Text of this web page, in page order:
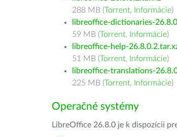
288 MB (Torrent, Informácie)
libreoffice-dictionaries-
59 MB (Torrent, Informácie)
libreoffice-help-
51 MB (Torrent, Informácie)
libreoffice-translations-
225 MB (Torrent, Informácie)
Operačné systémy
LibreOffice 26.8.0 je k dispozícii